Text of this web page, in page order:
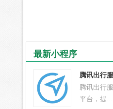
最新小程序
腾讯出行
腾讯出行
平台，提...